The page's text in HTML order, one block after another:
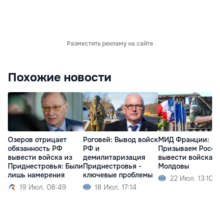
Разместить рекламу на сайте
Похожие новости
Озеров отрицает
обязанность РФ
вывести войска из
Приднестровья: Были
лишь намерения
19 Июл. 08:49
Роговей: Вывод войск
РФ и
демилитаризация
Приднестровья -
ключевые проблемы
18 Июл. 17:14
МИД Франции:
Призываем
вывести войска
Молдовы
22 Июл. 13:10